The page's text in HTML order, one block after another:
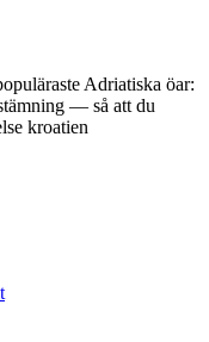
Adriatiska öar:
— så att du
kroatien